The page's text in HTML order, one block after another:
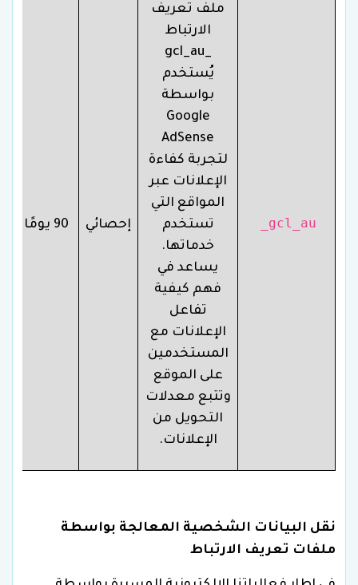
_gcl_au
ملف تعريف
الارتباط
_gcl_au
يُستخدم
بواسطة
Google
AdSense
لتجربة كفاءة
الإعلانات عبر
المواقع التي
تستخدم
خدماتها.
يساعد في
فهم كيفية
تفاعل
الإعلانات مع
المستخدمين
على الموقع
وتتبع معدلات
التحويل من
الإعلانات.
إحصائي 90 يومًا
نقل البيانات الشخصية المعالجة بواسطة
ملفات تعريف الارتباط